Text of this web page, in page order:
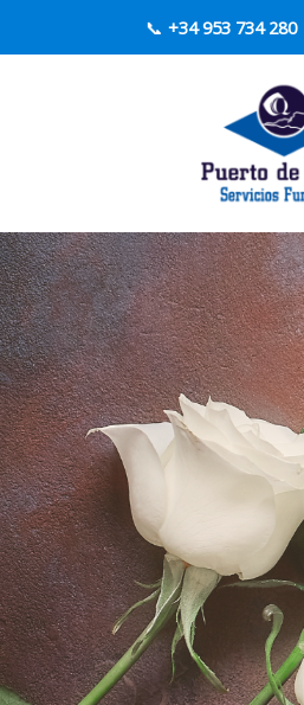
📞 +34 953 734 280